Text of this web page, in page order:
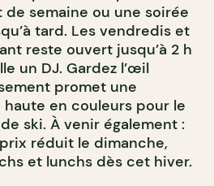
semaine ou une soirée
tard. Les vendredis et
reste ouvert jusqu’à 2 h
un DJ. Gardez l’œil
promet une
en couleurs pour le
ski. À venir également :
réduit le dimanche,
et lunchs dès cet hiver.